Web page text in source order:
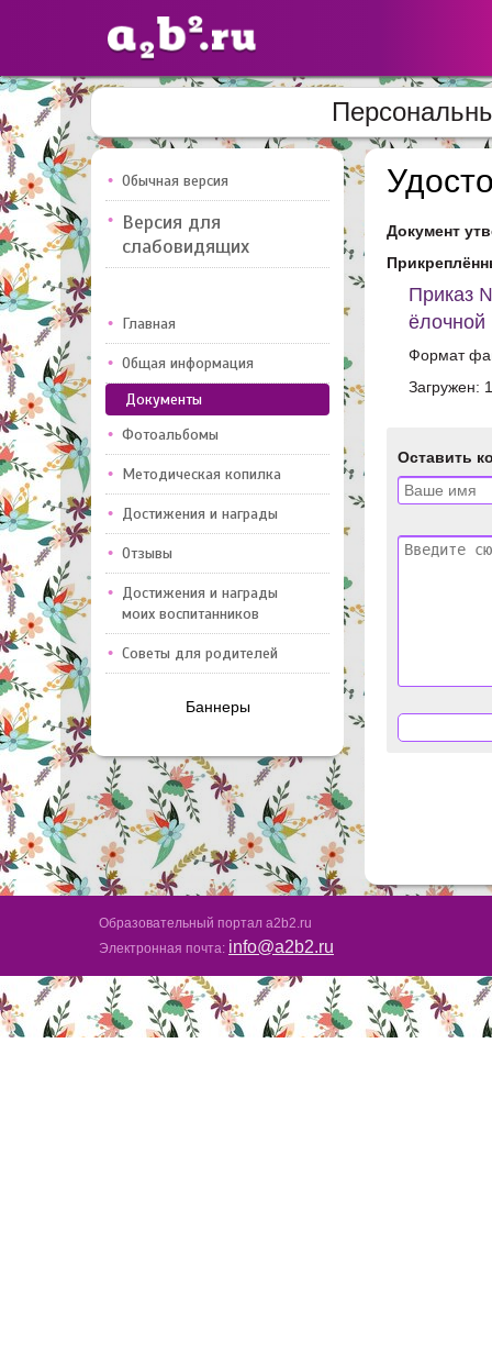
Сайты
педагогов
Добавлено — 10947
Обычная версия
Версия для
слабовидящих
Главная
Общая информация
Документы
Фотоальбомы
Методическая копилка
Достижения и награды
Отзывы
Достижения и награды
моих воспитанников
Советы для родителей
Баннеры
Документ
Приказ
ёлочной
Формат
Загружен:
Оставить
Образовательный портал a2b2.ru
Электронная почта: info@a2b2.ru